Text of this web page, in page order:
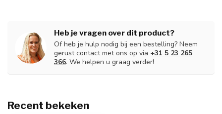
Heb je vragen over dit product?
Of heb je hulp nodig bij een bestelling? Neem
gerust contact met ons op via +31 5 23 265
366. We helpen u graag verder!
Recent bekeken